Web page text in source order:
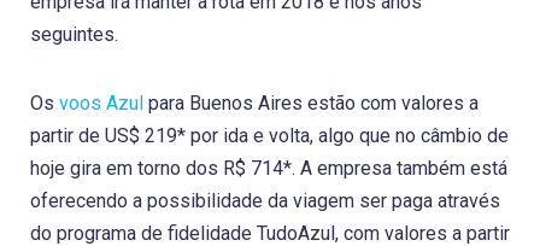
seguintes.
Os voos Azul para Buenos Aires estão com valores a
partir de US$ 219* por ida e volta, algo que no câmbio de
hoje gira em torno dos R$ 714*. A empresa também está
oferecendo a possibilidade da viagem ser paga através
do programa de fidelidade TudoAzul, com valores a partir